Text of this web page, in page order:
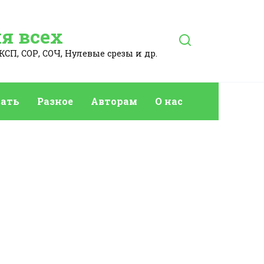
всех
СОР, СОЧ, Нулевые срезы и др.
Разное Авторам О нас